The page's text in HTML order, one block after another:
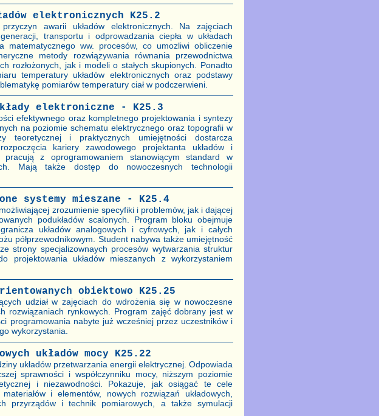
elektronicznych K25.2
awarii układów elektronicznych. Na zajęciach
transportu i odprowadzania ciepła w układach
matematycznego ww. procesów, co umozliwi obliczenie
metody rozwiązywania równania przewodnictwa
rozłożonych, jak i modeli o stałych skupionych. Ponadto
temperatury układów elektronicznych oraz podstawy
pomiarów temperatury ciał w podczerwieni.
elektroniczne - K25.3
efektywnego oraz kompletnego projektowania i syntezy
na poziomie schematu elektrycznego oraz topografii w
teoretycznej i praktycznych umiejętności dostarcza
kariery zawodowego projektanta układów i
z oprogramowaniem stanowiącym standard w
Mają także dostęp do nowoczesnych technologii
systemy mieszane - K25.4
zrozumienie specyfiki i problemów, jak i dającej
podukładów scalonych. Program bloku obejmuje
układów analogowych i cyfrowych, jak i całych
półprzewodnikowym. Student nabywa także umiejętność
strony specjalizownaych procesów wytwarzania struktur
projektowania układów mieszanych z wykorzystaniem
obiektowo K25.25
udział w zajęciach do wdrożenia się w nowoczesne
rozwiązaniach rynkowych. Program zajęć dobrany jest w
programowania nabyte już wcześniej przez uczestników i
wykorzystania.
układów mocy K25.22
układów przetwarzania energii elektrycznej. Odpowiada
sprawności i współczynniku mocy, niższym poziomie
i niezawodności. Pokazuje, jak osiągać te cele
i elementów, nowych rozwiązań układowych,
przyrządów i technik pomiarowych, a także symulacji